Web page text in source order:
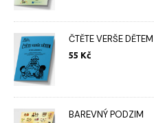
ČTĚTE VERŠE DĚTEM
55 Kč
BAREVNÝ PODZIM